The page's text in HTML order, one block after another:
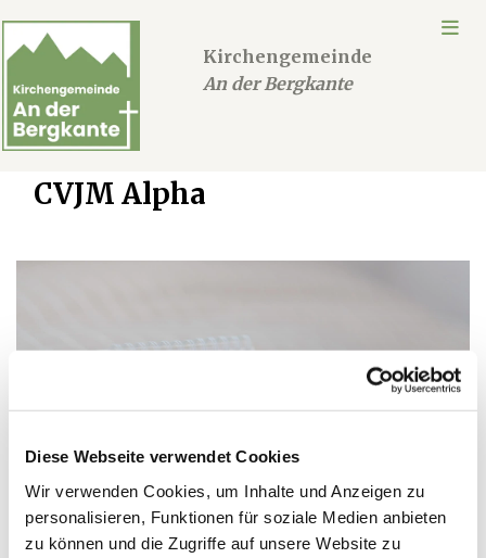
Diese Webseite verwendet Cookies
Wir verwenden Cookies, um Inhalte und Anzeigen zu
personalisieren, Funktionen für soziale Medien anbieten
zu können und die Zugriffe auf unsere Website zu
Kirchengemeinde
An der Bergkante
CVJM Alpha